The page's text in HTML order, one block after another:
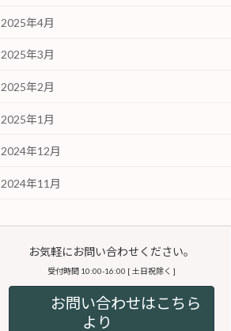
2025年4月
2025年3月
2025年2月
2025年1月
2024年12月
2024年11月
お気軽にお問い合わせください。
受付時間 10:00-16:00 [ 土日祝除く ]
お問い合わせはこちら
より